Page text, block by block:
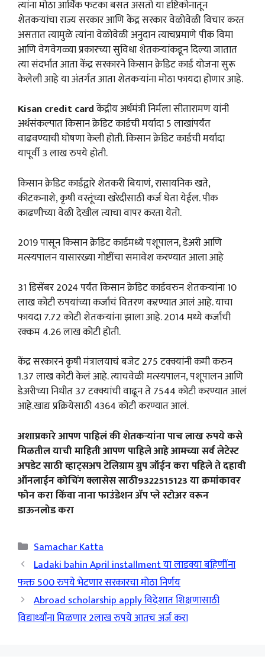
त्यांना मोठा आर्थिक फटका बसत असतो या दृष्टिकोनातून
शेतकऱ्यांचा राज्य सरकार आणि केंद्र सरकार वेळोवेळी विचार करत
असतात त्यामुळे त्यांना वेळोवेळी अनुदान त्याचप्रमाणे पीक विमा
आणि वेगवेगळ्या प्रकारच्या सुविधा शेतकऱ्यांकडून दिल्या जातात
त्या संदर्भात आता केंद्र सरकारने किसान क्रेडिट कार्ड योजना सुरू
केलेली आहे या अंतर्गत आता शेतकऱ्यांना मोठा फायदा होणार आहे.
Kisan credit cardकेंद्रीय अर्थमंत्री निर्मला सीतारामण यांनी
अर्थसंकल्पात किसान क्रेडिट कार्डची मर्यादा 5 लाखांपर्यंत
वाढवण्याची घोषणा केली होती. किसान क्रेडिट कार्डची मर्यादा
यापूर्वी 3 लाख रुपये होती.
किसान क्रेडिट कार्डद्वारे शेतकरी बियाणं, रासायनिक खते,
कीटकनाशे, कृषी वस्तूंच्या खरेदीसाठी कर्ज घेता येईल. पीक
काढणीच्या वेळी देखील त्याचा वापर करता येतो.
2019 पासून किसान क्रेडिट कार्डमध्ये पशूपालन, डेअरी आणि
मत्स्यपालन यासारख्या गोष्टींचा समावेश करण्यात आला आहे
31 डिसेंबर 2024 पर्यंत किसान क्रेडिट कार्डवरुन शेतकऱ्यांना 10
लाख कोटी रुपयांच्या कर्जाचं वितरण कऱण्यात आलं आहे. याचा
फायदा 7.72 कोटी शेतकऱ्यांना झाला आहे. 2014 मध्ये कर्जाची
रक्कम 4.26 लाख कोटी होती.
केंद्र सरकारनं कृषी मंत्रालयाचं बजेट 275 टक्क्यांनी कमी करुन
1.37 लाख कोटी केलं आहे. त्याचवेळी मत्स्यपालन, पशूपालन आणि
डेअरीच्या निधीत 37 टक्क्यांची वाढून ते 7544 कोटी करण्यात आलं
आहे.खाद्य प्रक्रियेसाठी 4364 कोटी करण्यात आलं.
अशाप्रकारे आपण पाहिलं की शेतकऱ्यांना पाच लाख रुपये कसे
मिळतील याची माहिती आपण पाहिले आहे आमच्या सर्व लेटेस्ट
अपडेट साठी व्हाट्सअप टेलिग्राम ग्रुप जॉईन करा पहिले ते दहावी
ऑनलाईन कोचिंग क्लासेस साठी9322515123 या क्रमांकावर
फोन करा किंवा नाना फाउंडेशन ॲप प्ले स्टोअर वरून
डाऊनलोड करा
Categories
Samachar Katta
Ladaki bahin April installment या लाडक्या बहिणींना
फक्त 500 रुपये भेटणार सरकारचा मोठा निर्णय
Abroad scholarship apply विदेशात शिक्षणासाठी
विद्यार्थ्यांना मिळणार 2लाख रुपये आतच अर्ज करा